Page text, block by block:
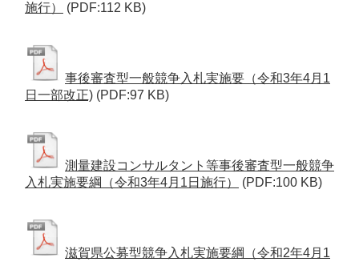
施行）
(PDF:112 KB)
事後審査型一般競争入札実施要（令和3年4月1
日一部改正) (PDF:97 KB)
測量建設コンサルタント等事後審査型一般競争
入札実施要綱（令和3年4月1日施行）
(PDF:100 KB)
滋賀県公募型競争入札実施要綱（令和2年4月1